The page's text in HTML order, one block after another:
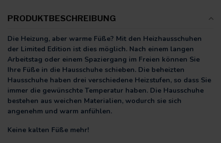
PRODUKTBESCHREIBUNG
Die Heizung, aber warme Füße? Mit den Heizhausschuhen
der Limited Edition ist dies möglich. Nach einem langen
Arbeitstag oder einem Spaziergang im Freien können Sie
Ihre Füße in die Hausschuhe schieben. Die beheizten
Hausschuhe haben drei verschiedene Heizstufen, so dass Sie
immer die gewünschte Temperatur haben. Die Hausschuhe
bestehen aus weichen Materialien, wodurch sie sich
angenehm und warm anfühlen.
Keine kalten Füße mehr!